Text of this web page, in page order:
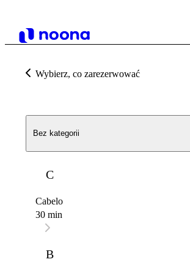
Wybierz, co zarezerwować
Bez kategorii
C
Cabelo
30 min
B